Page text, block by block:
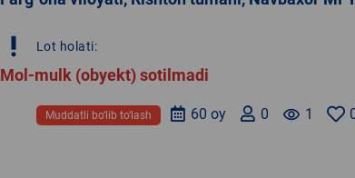
priority_high Lot holati:
Mol-mulk (obyekt) sotilmadi
remove_red_eye 1
0
60 oy
Muddatli bo‘lib to‘lash